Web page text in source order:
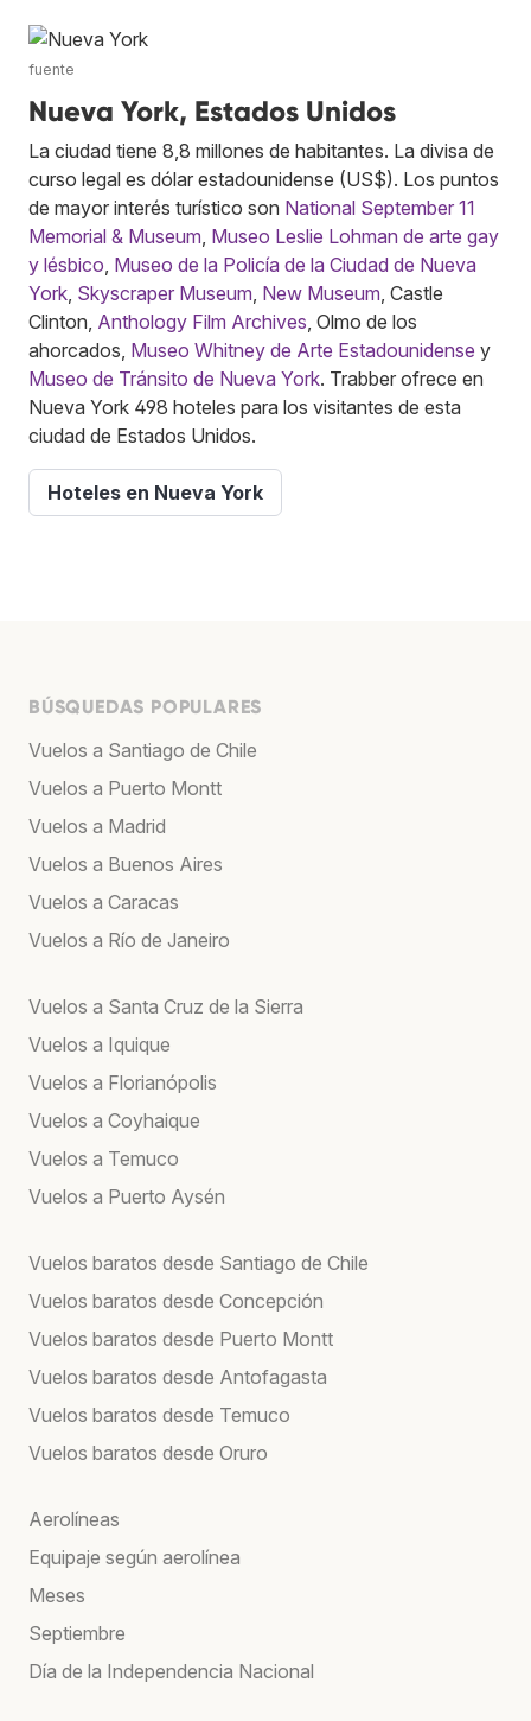
fuente
Nueva York, Estados Unidos
La ciudad tiene 8,8 millones de habitantes. La divisa de
curso legal es dólar estadounidense (US$). Los puntos
de mayor interés turístico son National September 11
Memorial & Museum Museo Leslie Lohman de arte gay
y lésbico Museo de la Policía de la Ciudad de Nueva
York Skyscraper Museum New Museum , Castle
Clinton, Anthology Film Archives , Olmo de los
ahorcados, Museo Whitney de Arte Estadounidense y
Museo de Tránsito de Nueva York. Trabber ofrece en
Nueva York 498 hoteles para los visitantes de esta
ciudad de Estados Unidos.
Hoteles en Nueva York
BÚSQUEDAS POPULARES
Vuelos a Santiago de Chile
Vuelos a Puerto Montt
Vuelos a Madrid
Vuelos a Buenos Aires
Vuelos a Caracas
Vuelos a Río de Janeiro
Vuelos a Santa Cruz de la Sierra
Vuelos a Iquique
Vuelos a Florianópolis
Vuelos a Coyhaique
Vuelos a Temuco
Vuelos a Puerto Aysén
Vuelos baratos desde Santiago de Chile
Vuelos baratos desde Concepción
Vuelos baratos desde Puerto Montt
Vuelos baratos desde Antofagasta
Vuelos baratos desde Temuco
Vuelos baratos desde Oruro
Aerolíneas
Equipaje según aerolínea
Meses
Septiembre
Día de la Independencia Nacional